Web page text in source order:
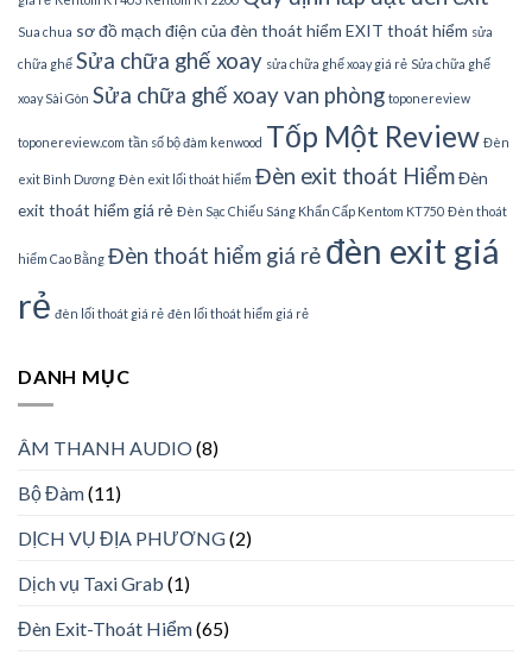
Sua chua sơ đồ mạch điện của đèn thoát hiểm EXIT thoát hiểm sửa
chữa ghế Sửa chữa ghế xoay sửa chữa ghế xoay giá rẻ Sửa chữa ghế
xoay Sài Gòn Sửa chữa ghế xoay van phòng toponereview
toponereview.com tần số bộ đàm kenwood Tốp Một Review Đèn
exit Bình Dương Đèn exit lối thoát hiểm Đèn exit thoát HiểmĐèn
exit thoát hiểm giá rẻ Đèn Sạc Chiếu Sáng Khẩn Cấp Kentom KT750 Đèn thoát
hiểm Cao Bằng Đèn thoát hiểm giá rẻ đèn exit giá
rẻ đèn lối thoát giá rẻ đèn lối thoát hiểm giá rẻ
DANH MỤC
ÂM THANH AUDIO(8)
Bộ Đàm(11)
DỊCH VỤ ĐỊA PHƯƠNG(2)
Dịch vụ Taxi Grab (1)
Đèn Exit-Thoát Hiểm(65)